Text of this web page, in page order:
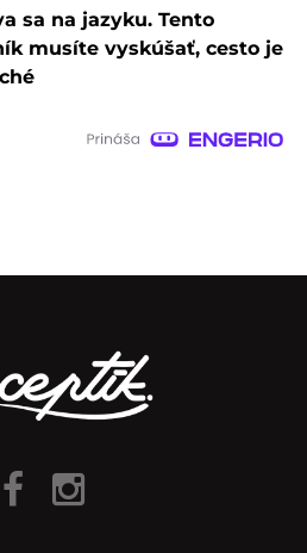
sa na jazyku. Tento
musíte vyskúšať, cesto je